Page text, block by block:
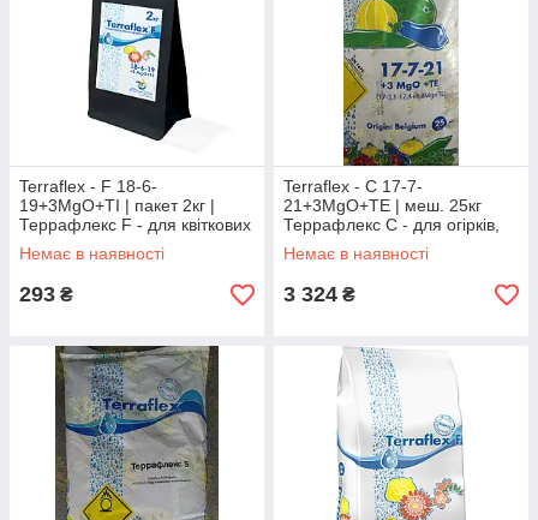
Terraflex - F 18-6-
19+3MgO+ТІ | пакет 2кг |
Террафлекс F - для квіткових
культур і газонних трав |
добриво
Немає в наявності
293 ₴
Terraflex - С 17-7-
21+3MgO+TE | меш. 25кг
Террафлекс С - для огірків,
кабачків і баштанних культур |
добриво
Немає в наявності
3 324 ₴